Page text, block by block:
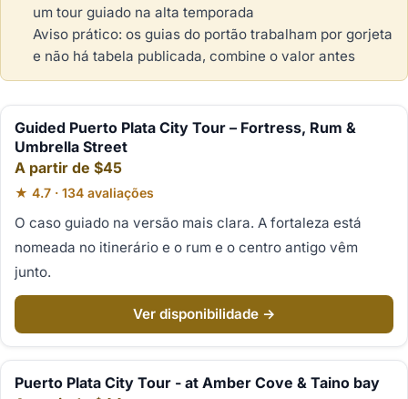
um tour guiado na alta temporada
Aviso prático: os guias do portão trabalham por gorjeta
e não há tabela publicada, combine o valor antes
Guided Puerto Plata City Tour – Fortress, Rum &
Umbrella Street
A partir de $45
★ 4.7 · 134 avaliações
O caso guiado na versão mais clara. A fortaleza está
nomeada no itinerário e o rum e o centro antigo vêm
junto.
Ver disponibilidade →
Puerto Plata City Tour - at Amber Cove & Taino bay